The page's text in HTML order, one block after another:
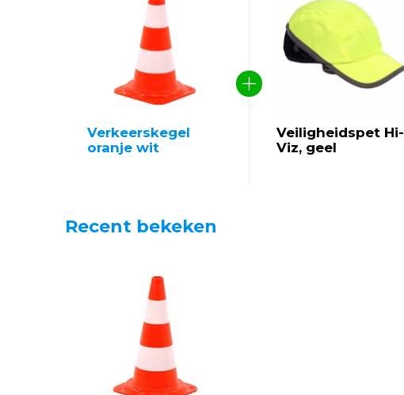
Verkeerskegel
oranje wit
Veiligheidspet Hi-
Viz, geel
Recent bekeken